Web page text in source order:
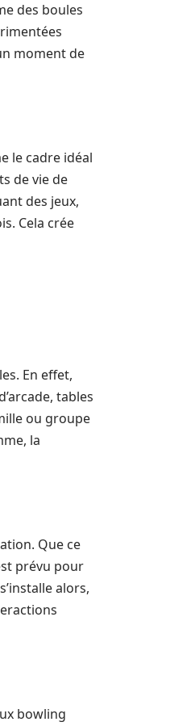
des boules
moment de
le cadre idéal
de vie de
des jeux,
Cela crée
En effet,
tables
ou groupe
la
Que ce
prévu pour
alors,
bowling